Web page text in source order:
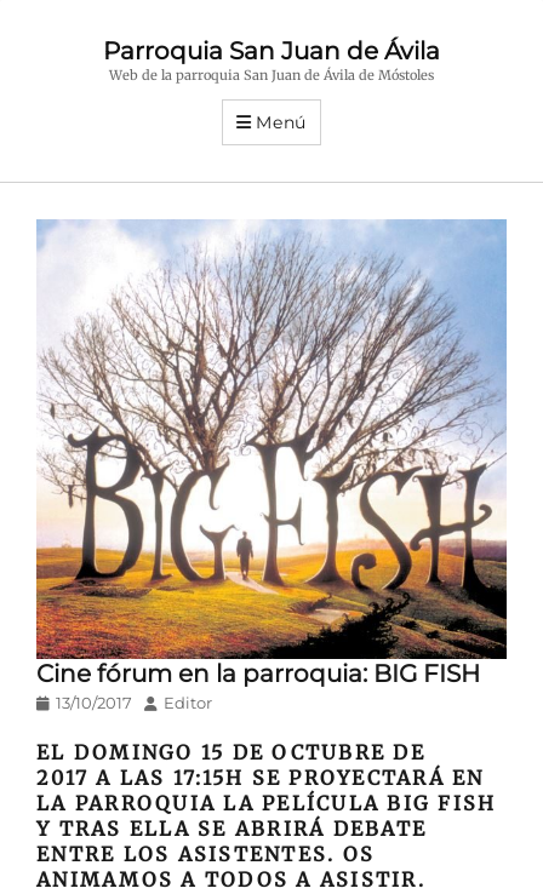
Parroquia San Juan de Ávila
Web de la parroquia San Juan de Ávila de Móstoles
Menú
Cine fórum en la parroquia: BIG FISH
Publicado
13/10/2017 AutorEditor
EL DOMINGO 15 DE OCTUBRE DE
2017 A LAS 17:15H SE PROYECTARÁ EN
LA PARROQUIA LA PELÍCULA BIG FISH
Y TRAS ELLA SE ABRIRÁ DEBATE
ENTRE LOS ASISTENTES. OS
ANIMAMOS A TODOS A ASISTIR.